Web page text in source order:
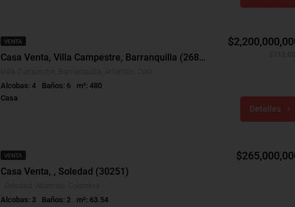
VENTA
Casa Venta, Villa Campestre, Barranquilla (26819)
Alcobas: 4
Baños: 6
m²: 480
Casa
Detalles
VENTA
Casa Venta, , Soledad (30251)
Alcobas: 3
Baños: 2 m²: 63.54